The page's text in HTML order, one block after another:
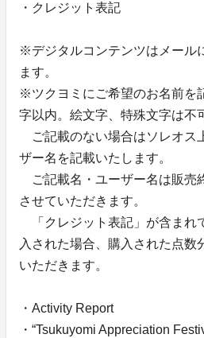
・クレジット表記
※デジタルコンテンツはメール
ます。
※ツクヨミにご希望のお名前を
字以内。絵文字、特殊文字は不
ご記載のない場合はソレオス
ザー名を記載いたします。
ご記載名・ユーザー名は販売
させていただきます。
「クレジット表記」が含まれ
入された場合、購入された点数
いただきます。
・Activity Report
・“Tsukuyomi Appreciation